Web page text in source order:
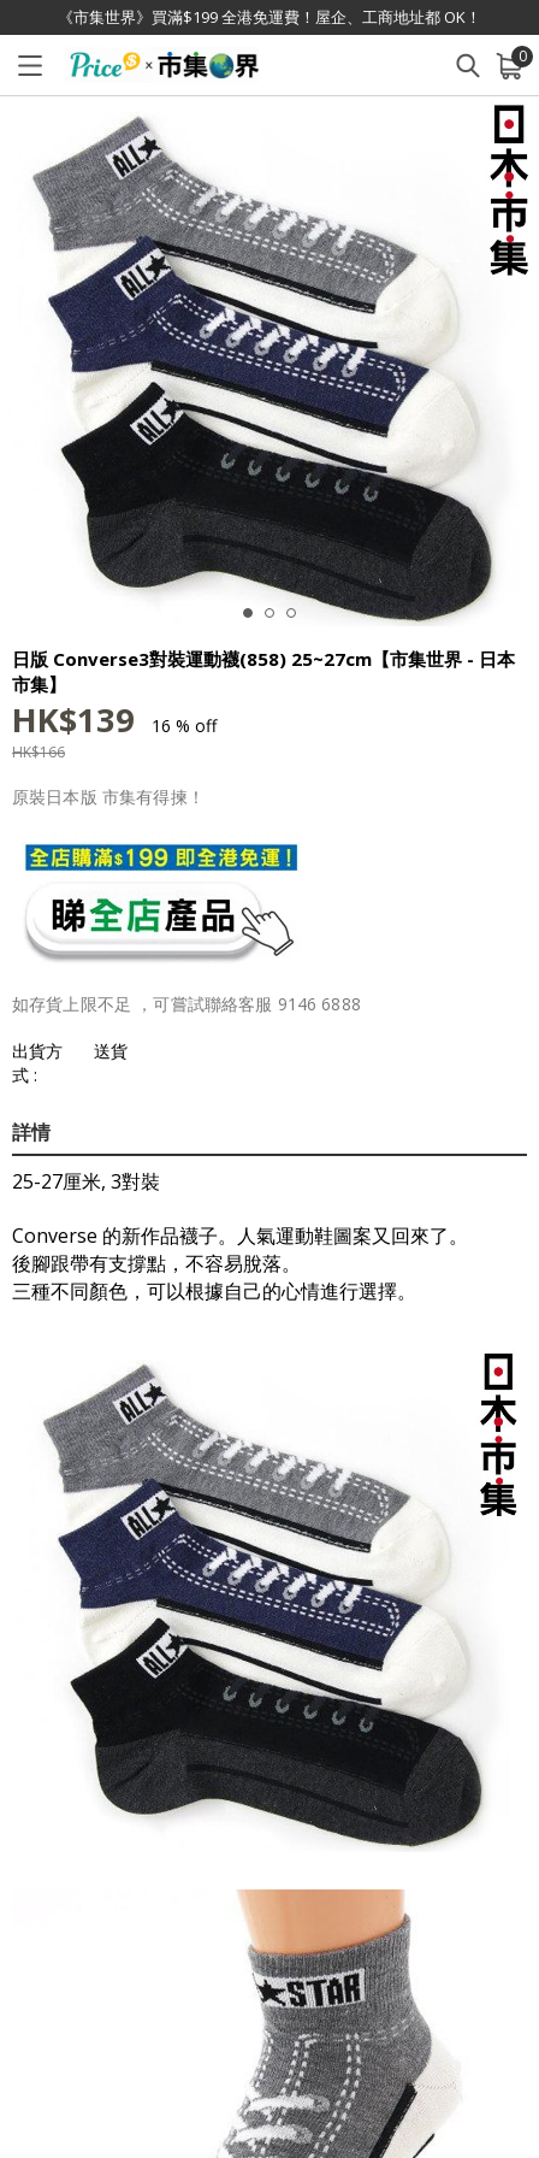
《市集世界》買滿$199 全港免運費！屋企、工商地址都 OK！
0
已加入購物車 查看
日版 Converse3對裝運動襪(858) 25~27cm【市集世界 - 日本
市集】
HK$139 16 % off
HK$166
原裝日本版 市集有得揀！
如存貨上限不足 ，可嘗試聯絡客服 9146 6888
出貨方
式 :
送貨
詳情
25-27厘米, 3對裝
Converse 的新作品襪子。人氣運動鞋圖案又回來了。
後腳跟帶有支撐點，不容易脫落。
三種不同顏色，可以根據自己的心情進行選擇。